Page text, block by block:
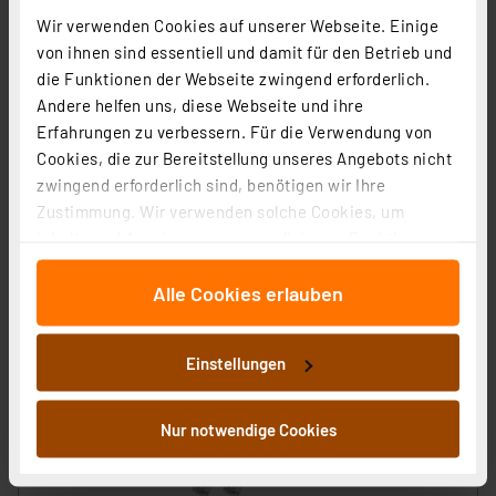
Wir verwenden Cookies auf unserer Webseite. Einige
von ihnen sind essentiell und damit für den Betrieb und
die Funktionen der Webseite zwingend erforderlich.
Andere helfen uns, diese Webseite und ihre
Erfahrungen zu verbessern. Für die Verwendung von
Cookies, die zur Bereitstellung unseres Angebots nicht
zwingend erforderlich sind, benötigen wir Ihre
Zustimmung. Wir verwenden solche Cookies, um
für soziale Medien anbieten zu können und die Zugriffe
auf unsere Website zu analysieren. Außerdem geben
an unsere Partner für soziale Medien, Werbung und
Analysen weiter. Unsere Partner führen diese
Informationen möglicherweise mit weiteren Daten
zusammen, die Sie ihnen bereitgestellt haben oder die
sie im Rahmen Ihrer Nutzung der Dienste gesammelt
Alle Cookies erlauben
Einstellungen
Nur notwendige Cookies
170,85 €
UVP 179,85 € **
Informationen zu Versandkosten
Grundpreis 56.95 EUR pro Stück